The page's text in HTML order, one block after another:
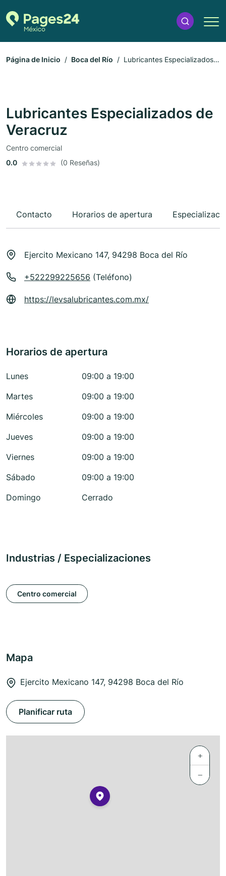
Página de Inicio Boca del Río
Lubricantes Especializados
Lubricantes Especializados de
Veracruz
Centro comercial
0.0
(0 Reseñas)
Contacto Horarios de apertura
Ejercito Mexicano 147, 94298 Boca del Río
+522299225656 (Teléfono)
https://levsalubricantes.com.mx/
Horarios de apertura
Lunes
09:00 a 19:00
Martes
09:00 a 19:00
Miércoles
09:00 a 19:00
Jueves
09:00 a 19:00
Viernes
09:00 a 19:00
Sábado
09:00 a 19:00
Domingo
Cerrado
Industrias / Especializaciones
Centro comercial
Mapa
Ejercito Mexicano 147, 94298 Boca del Río
Planificar ruta
+
−